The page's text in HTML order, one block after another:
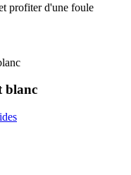
profiter d'une foule
blanc